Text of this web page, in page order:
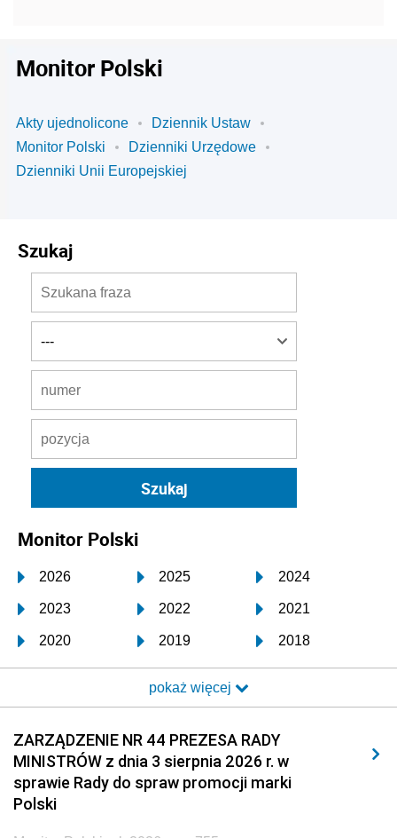
Monitor Polski
Akty ujednolicone
Dziennik Ustaw
Monitor Polski
Dzienniki Urzędowe
Dzienniki Unii Europejskiej
Szukaj
Monitor Polski
2026 2025 2024
2023 2022 2021
2020 2019 2018
2017 2016 2015
2014 2013 2012
2011 2010 2009
2008 2007 2006
2005
pokaż więcej
ZARZĄDZENIE NR 44 PREZESA RADY
MINISTRÓW z dnia 3 sierpnia 2026 r. w
sprawie Rady do spraw promocji marki
Polski